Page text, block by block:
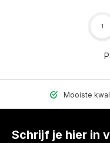
1
Mooiste
Schrijf je hier in